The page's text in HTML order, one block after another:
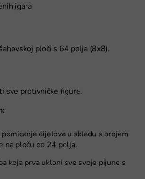
igara
ploči s 64 polja (8x8).
sve protivničke figure.
dijelova u skladu s brojem
na ploču od 24 polja.
koja prva ukloni sve svoje pijune s